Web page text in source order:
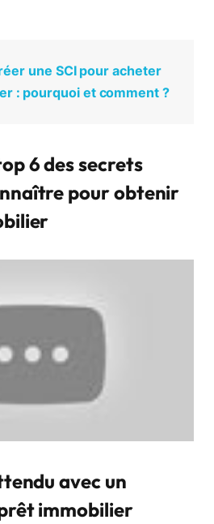
une SCI pour acheter
: pourquoi et comment ?
6 des secrets
pour obtenir
avec un
immobilier